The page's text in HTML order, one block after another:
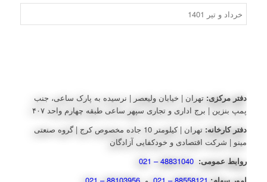
دفتر مرکزی: تهران | خیابان ولیعصر | نرسیده به پارک ساعی، جنب
پمپ بنزین | برج اداری و تجاری سپهر ساعی طبقه چهارم واحد ۴۰۷
دفتر کارخانه:
تهران | کیلومتر 10 جاده مخصوص کرج | گروه صنعتی
مینو | شرکت اقتصادی و خودکفایی آزادگان
روابط عمومی: